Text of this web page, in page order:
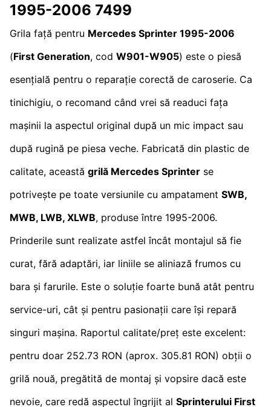
1995-2006 7499
Grila față pentru Mercedes Sprinter 1995-2006
(First Generation, cod W901-W905) este o piesă
esențială pentru o reparație corectă de caroserie. Ca
tinichigiu, o recomand când vrei să readuci fața
mașinii la aspectul original după un mic impact sau
după rugină pe piesa veche. Fabricată din plastic de
calitate, această grilă Mercedes Sprinter se
potrivește pe toate versiunile cu ampatament SWB,
MWB, LWB, XLWB, produse între 1995-2006.
Prinderile sunt realizate astfel încât montajul să fie
curat, fără adaptări, iar liniile se aliniază frumos cu
bara și farurile. Este o soluție foarte bună atât pentru
service-uri, cât și pentru pasionații care își repară
singuri mașina. Raportul calitate/preț este excelent:
pentru doar 252.73 RON (aprox. 305.81 RON) obții o
grilă nouă, pregătită de montaj și vopsire dacă este
nevoie, care redă aspectul îngrijit al Sprinterului First